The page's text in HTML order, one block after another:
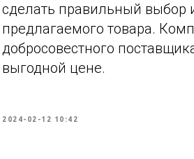
сделать правильный выбор
предлагаемого товара.
добросовестного
выгодной цене.
2024-02-12 10:42